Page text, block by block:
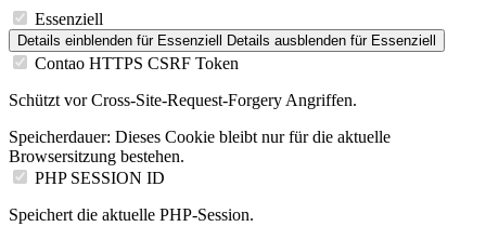
Essenziell
Details einblenden für Essenziell Details ausblenden für Essenziell
Contao HTTPS CSRF Token
Schützt vor Cross-Site-Request-Forgery Angriffen.
Speicherdauer: Dieses Cookie bleibt nur für die aktuelle
Browsersitzung bestehen.
PHP SESSION ID
Speichert die aktuelle PHP-Session.